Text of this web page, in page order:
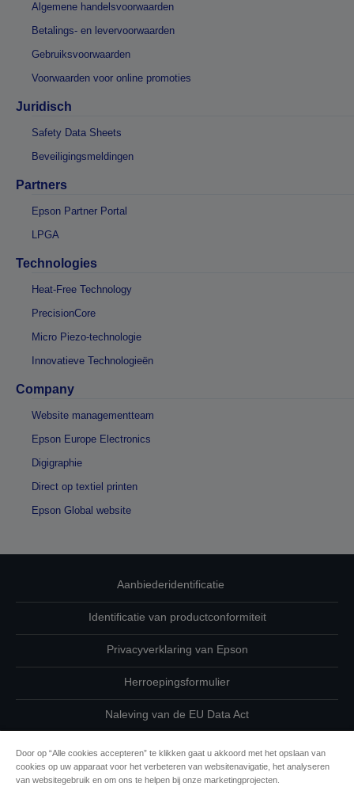
Algemene handelsvoorwaarden
Betalings- en levervoorwaarden
Gebruiksvoorwaarden
Voorwaarden voor online promoties
Juridisch
Safety Data Sheets
Beveiligingsmeldingen
Partners
Epson Partner Portal
LPGA
Technologies
Heat-Free Technology
PrecisionCore
Micro Piezo-technologie
Innovatieve Technologieën
Company
Website managementteam
Epson Europe Electronics
Digigraphie
Direct op textiel printen
Epson Global website
Aanbiederidentificatie
Identificatie van productconformiteit
Privacyverklaring van Epson
Herroepingsformulier
Naleving van de EU Data Act
Cookie-informatie
Door op “Alle cookies accepteren” te klikken gaat u akkoord met het opslaan van
cookies op uw apparaat voor het verbeteren van websitenavigatie, het analyseren
van websitegebruik en om ons te helpen bij onze marketingprojecten.